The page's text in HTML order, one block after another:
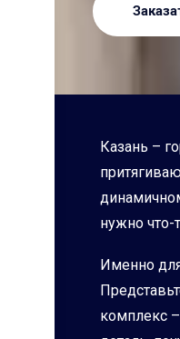
Казань –
нужно что-
Именно
комплекс